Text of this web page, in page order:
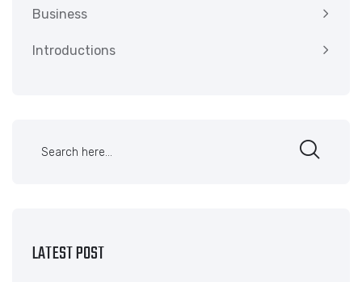
Business
Introductions
LATEST POST